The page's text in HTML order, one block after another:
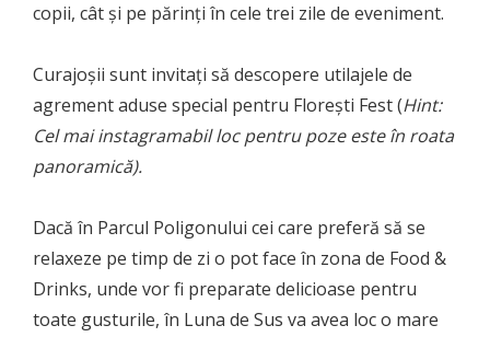
copii, cât și pe părinți în cele trei zile de eveniment.
Curajoșii sunt invitați să descopere utilajele de
agrement aduse special pentru Florești Fest (Hint:
Cel mai instagramabil loc pentru poze este în roata
panoramică).
Dacă în Parcul Poligonului cei care preferă să se
relaxeze pe timp de zi o pot face în zona de Food &
Drinks, unde vor fi preparate delicioase pentru
toate gusturile, în Luna de Sus va avea loc o mare